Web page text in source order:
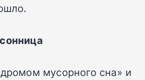
мусорного сна» и